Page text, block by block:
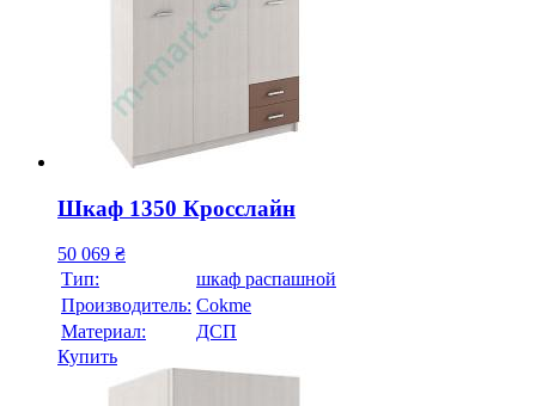
Шкаф 1350 Кросслайн
50 069 ₴
Тип:
шкаф распашной
Производитель: Cokme
Материал:
ДСП
Купить